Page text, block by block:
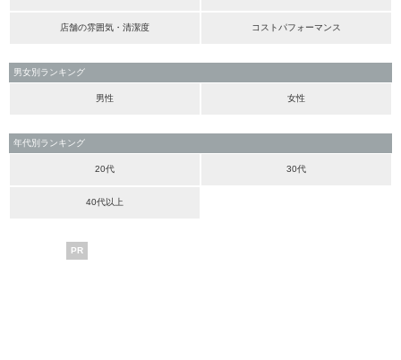
店舗の雰囲気・清潔度 コストパフォーマンス
男女別ランキング
男性 女性
年代別ランキング
20代 30代
40代以上
PR